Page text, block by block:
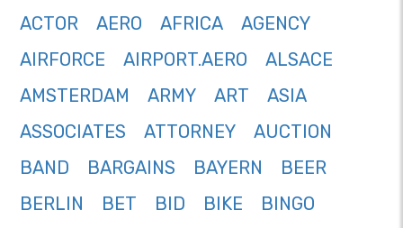
ACTOR
AERO AFRICA
AGENCY
AIRFORCE
AIRPORT.AERO
ALSACE
AMSTERDAM
ARMY ART
ASIA
ASSOCIATES
ATTORNEY
AUCTION
BAND
BARGAINS BAYERN
BEER
BERLIN
BET BID BIKE
BINGO